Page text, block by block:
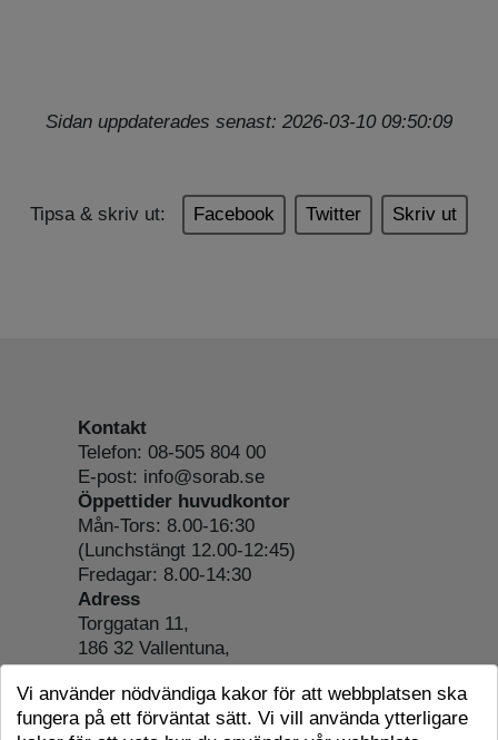
Sidan uppdaterades senast: 2026-03-10 09:50:09
Tipsa & skriv ut: Facebook Twitter Skriv ut
Kontakt
Telefon: 08-505 804 00
E-post: info@sorab.se
Öppettider huvudkontor
Mån-Tors: 8.00-16:30
(Lunchstängt 12.00-12:45)
Fredagar: 8.00-14:30
Adress
Torggatan 11,
186 32 Vallentuna,
Org.nr: 556197-4022
Om webbplatsen
Tillgänglighetsredogörelse
Vi använder nödvändiga kakor för att webbplatsen ska
fungera på ett förväntat sätt. Vi vill använda ytterligare